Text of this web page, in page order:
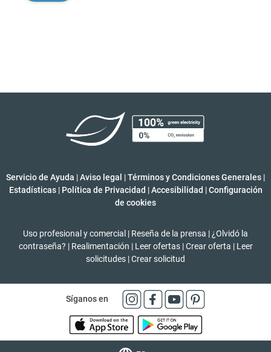
Servicio de Ayuda |Aviso legal |Términos y Condiciones Generales |
Estadísticas | Política de Privacidad | Accesibilidad | Configuración
de cookies
Uso profesional y comercial | Reseña de la prensa | ¿Olvidó la
contraseña? | Realimentación | Leer ofertas | Crear oferta | Leer
solicitudes |Crear solicitud
Síganos en